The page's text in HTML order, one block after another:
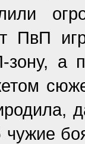
ПвП
а
чужие